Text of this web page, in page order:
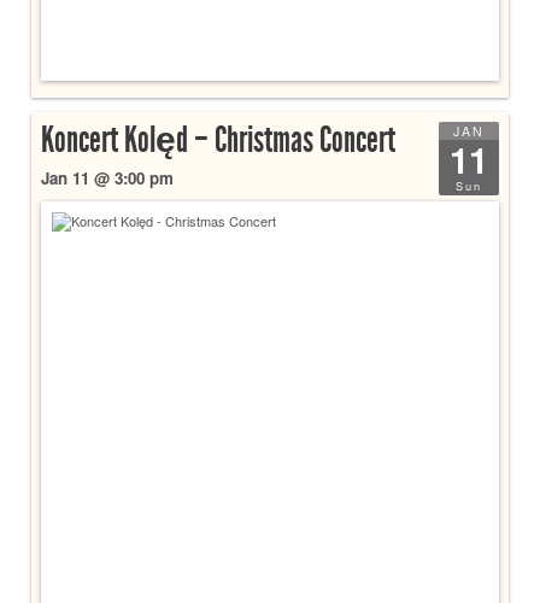
JAN
11
Sun
Koncert Kolęd – Christmas Concert
Jan 11 @ 3:00 pm